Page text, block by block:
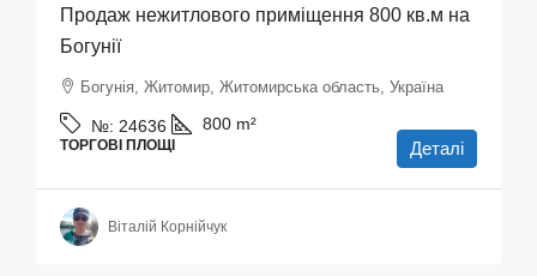
Продаж нежитлового приміщення 800 кв.м на
Богунії
Богунія, Житомир, Житомирська область, Україна
№: 24636 800 m²
ТОРГОВІ ПЛОЩІ Деталі
Віталій Корнійчук